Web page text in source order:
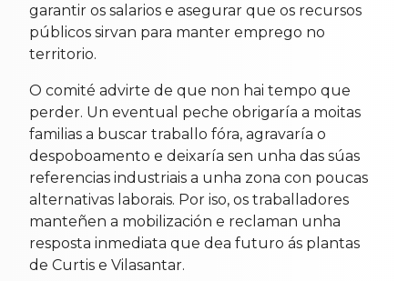
garantir os salarios e asegurar que os recursos
públicos sirvan para manter emprego no
territorio.
O comité advirte de que non hai tempo que
perder. Un eventual peche obrigaría a moitas
familias a buscar traballo fóra, agravaría o
despoboamento e deixaría sen unha das súas
referencias industriais a unha zona con poucas
alternativas laborais. Por iso, os traballadores
manteñen a mobilización e reclaman unha
resposta inmediata que dea futuro ás plantas
de Curtis e Vilasantar.